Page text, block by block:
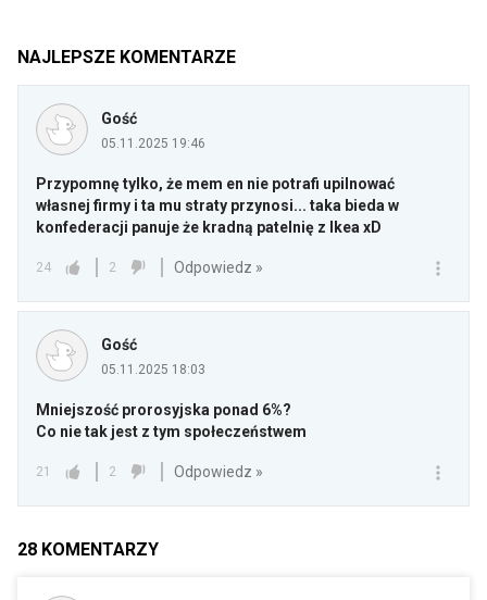
NAJLEPSZE KOMENTARZE
Gość
05.11.2025 19:46
Przypomnę tylko, że mem en nie potrafi upilnować
własnej firmy i ta mu straty przynosi... taka bieda w
konfederacji panuje że kradną patelnię z Ikea xD
24 2 Odpowiedz »
Gość
05.11.2025 18:03
Mniejszość prorosyjska ponad 6%?
Co nie tak jest z tym społeczeństwem
21 2 Odpowiedz »
28 KOMENTARZY